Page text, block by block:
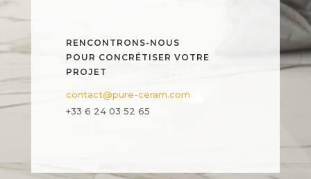
RENCONTRONS-NOUS
POUR CONCRÉTISER VOTRE
PROJET
contact@pure-ceram.com
+33 6 24 03 52 65